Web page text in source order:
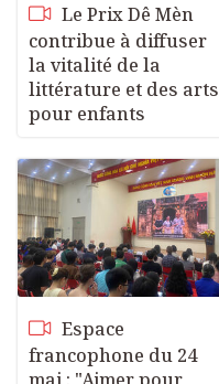
Le Prix Dê Mèn
contribue à diffuser
la vitalité de la
littérature et des arts
pour enfants
Espace
francophone du 24